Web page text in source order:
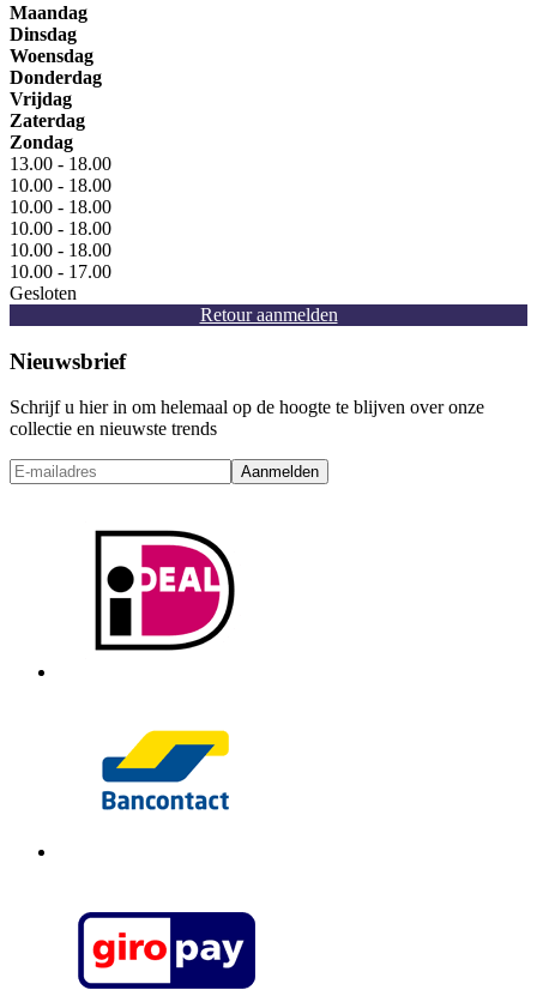
Maandag
Dinsdag
Woensdag
Donderdag
Vrijdag
Zaterdag
Zondag
13.00 - 18.00
10.00 - 18.00
10.00 - 18.00
10.00 - 18.00
10.00 - 18.00
10.00 - 17.00
Gesloten
Retour aanmelden
Nieuwsbrief
Schrijf u hier in om helemaal op de hoogte te blijven over onze
collectie en nieuwste trends
Aanmelden